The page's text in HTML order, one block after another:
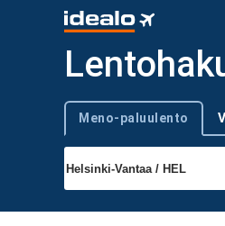
Trip type
Meno-paluulento